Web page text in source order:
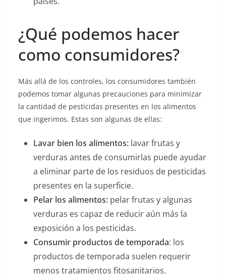
¿Qué podemos hacer
como consumidores?
Más allá de los controles, los consumidores también
podemos tomar algunas precauciones para minimizar
la cantidad de pesticidas presentes en los alimentos
que ingerimos. Estas son algunas de ellas:
Lavar bien los alimentos: lavar frutas y
verduras antes de consumirlas puede ayudar
a eliminar parte de los residuos de pesticidas
presentes en la superficie.
Pelar los alimentos: pelar frutas y algunas
verduras es capaz de reducir aún más la
exposición a los pesticidas.
Consumir productos de temporada: los
productos de temporada suelen requerir
menos tratamientos fitosanitarios.